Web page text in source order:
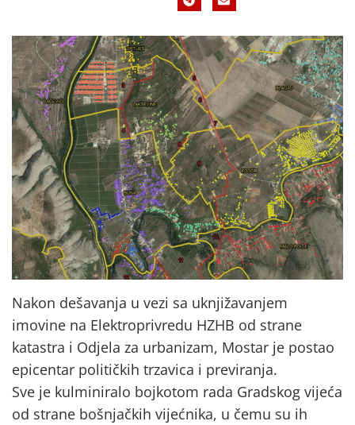
Nakon dešavanja u vezi sa uknjižavanjem
imovine na Elektroprivredu HZHB od strane
katastra i Odjela za urbanizam, Mostar je postao
epicentar političkih trzavica i previranja.
Sve je kulminiralo bojkotom rada Gradskog vijeća
od strane bošnjačkih vijećnika, u čemu su ih